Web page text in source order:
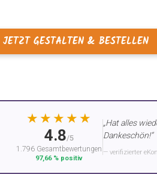
JETZT GESTALTEN & BESTELLEN
★★★★★
4.8/5
1.796 Gesamtbewertungen
97,66 % positiv
„Hat alles
Dankeschön!“
— verifizierter